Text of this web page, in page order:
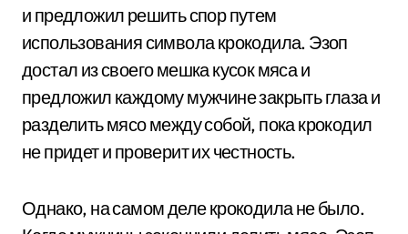
и предложил решить спор путем
использования символа крокодила. Эзоп
достал из своего мешка кусок мяса и
предложил каждому мужчине закрыть глаза и
разделить мясо между собой, пока крокодил
не придет и проверит их честность.
Однако, на самом деле крокодила не было.